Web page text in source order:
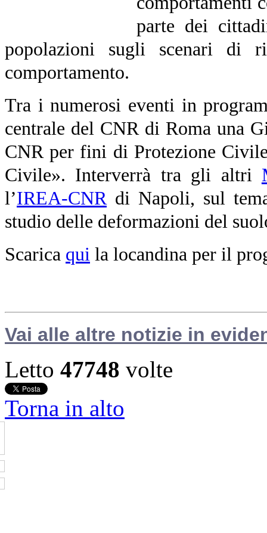
parte dei
popolazioni sugli scenari di
comportamento.
Tra i numerosi eventi in
centrale del CNR di Roma una
CNR per fini di Protezione
Civile». Interverrà tra gli altri
l’IREA-CNR di Napoli, sul
studio delle deformazioni del
Scarica qui la locandina per il
Vai alle altre notizie in
Letto 47748 volte
Torna in alto